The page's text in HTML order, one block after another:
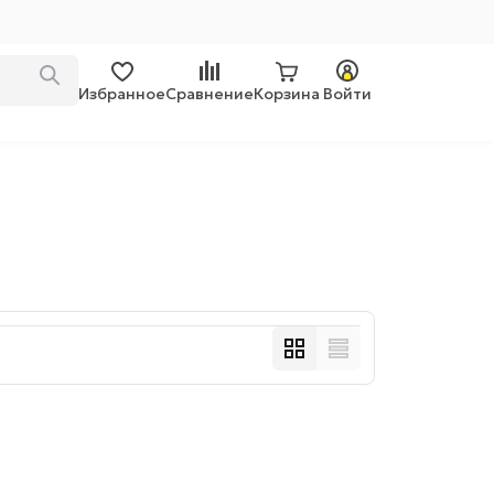
ИзбранноеСравнениеКорзина Войти